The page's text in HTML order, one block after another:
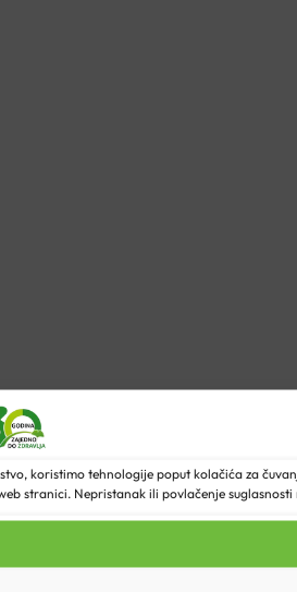
koristimo tehnologije poput kolačića za
stranici. Nepristanak ili povlačenje